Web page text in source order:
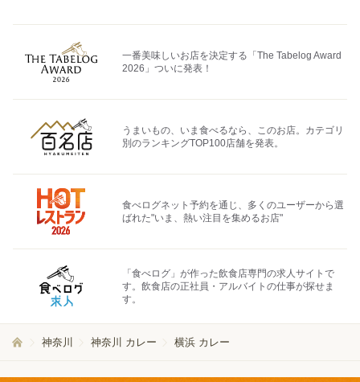
一番美味しいお店を決定する「The Tabelog Award
2026」ついに発表！
うまいもの、いま食べるなら、このお店。カテゴリ
別のランキングTOP100店舗を発表。
食べログネット予約を通じ、多くのユーザーから選
ばれた"いま、熱い注目を集めるお店"
「食べログ」が作った飲食店専門の求人サイトで
す。飲食店の正社員・アルバイトの仕事が探せま
す。
神奈川 神奈川 カレー 横浜 カレー